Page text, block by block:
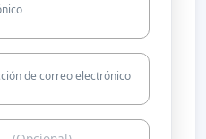
de correo electrónico